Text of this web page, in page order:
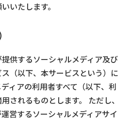
いたします。
供するソーシャルメディア及び
（以下、本サービスという）に
ィアの利用者すべて（以下、利
されるものとします。 ただし、
営するソーシャルメディアサイ